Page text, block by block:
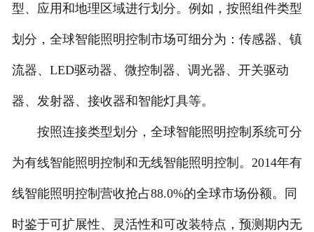
型、应用和地理区域进行划分。例如，按照组件类型
划分，全球智能照明控制市场可细分为：传感器、镇
流器、LED驱动器、微控制器、调光器、开关驱动
器、发射器、接收器和智能灯具等。
按照连接类型划分，全球智能照明控制系统可分
为有线智能照明控制和无线智能照明控制。2014年有
线智能照明控制营收抢占88.0%的全球市场份额。同
时鉴于可扩展性、灵活性和可改装特点，预测期内无